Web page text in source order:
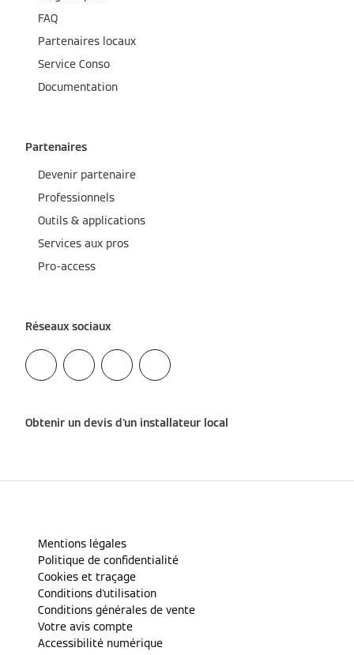
FAQ
Partenaires locaux
Service Conso
Documentation
Partenaires
Devenir partenaire
Professionnels
Outils & applications
Services aux pros
Pro-access
Réseaux sociaux
Obtenir un devis d'un installateur local
Mentions légales
Politique de confidentialité
Cookies et traçage
Conditions d'utilisation
Conditions générales de vente
Votre avis compte
Accessibilité numérique